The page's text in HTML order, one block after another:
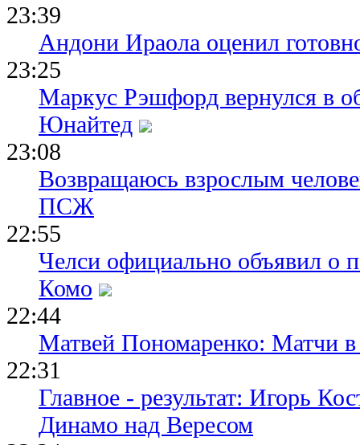
23:39
Андони Ираола оценил
23:25
Маркус Рэшфорд вернулся в
Юнайтед
23:08
Возвращаюсь взрослым
ПСЖ
22:55
Челси официально объявил о
Комо
22:44
Матвей Пономаренко: Матчи в
22:31
Главное - результат: Игорь
Динамо над Вересом